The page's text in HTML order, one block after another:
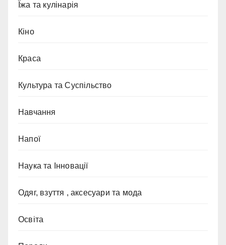
Їжа та кулінарія
Кіно
Краса
Культура та Суспільство
Навчання
Напої
Наука та Інновації
Одяг, взуття , аксесуари та мода
Освіта